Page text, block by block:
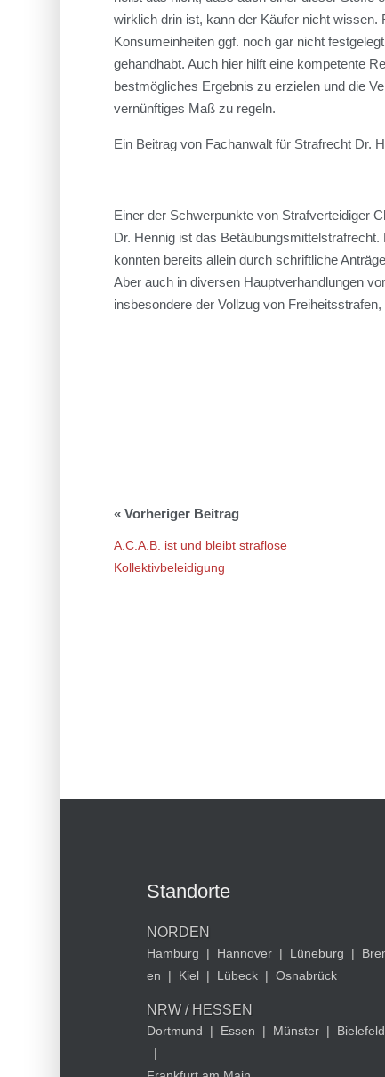
wirklich drin ist, kann der Käufer nicht wissen.
Konsumeinheiten ggf. noch gar nicht
gehandhabt. Auch hier hilft eine kompetente
bestmögliches Ergebnis zu erzielen und die
vernünftiges Maß zu regeln.
Ein Beitrag von Fachanwalt für Strafrecht Dr.
Einer der Schwerpunkte von Strafverteidiger
Dr. Hennig ist das
konnten bereits allein durch schriftliche
Aber auch in diversen Hauptverhandlungen
insbesondere der Vollzug von
A.C.A.B. ist und bleibt straflose
Kollektivbeleidigung
Standorte
NORDEN
Hamburg | Hannover | Lüneburg |
en
| Kiel | Lübeck | Osnabrück
NRW / HESSEN
Dortmund | Essen | Münster |
Bielefeld
|